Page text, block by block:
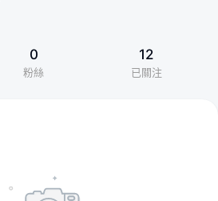
0
粉絲
12
已關注